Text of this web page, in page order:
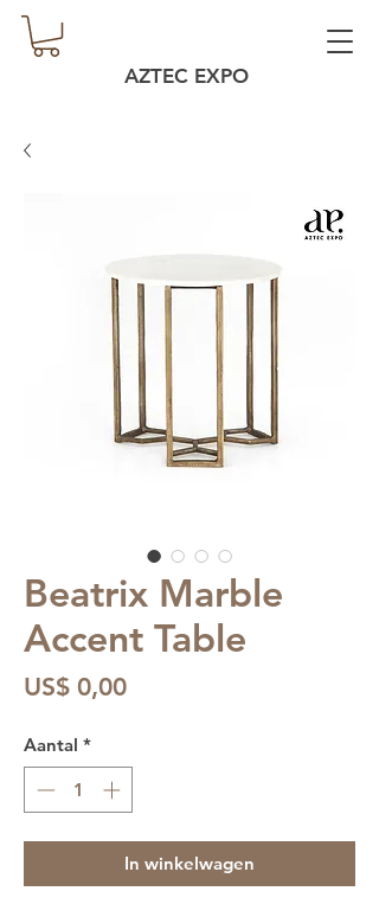
AZTEC EXPO
Beatrix Marble
Accent Table
US$ 0,00Prijs
Aantal *
In winkelwagen